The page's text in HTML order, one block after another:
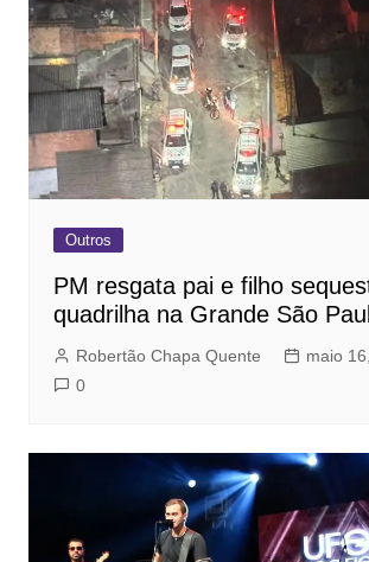
Outros
PM resgata pai e filho
quadrilha na Grande São
Robertão Chapa Quente
maio
0